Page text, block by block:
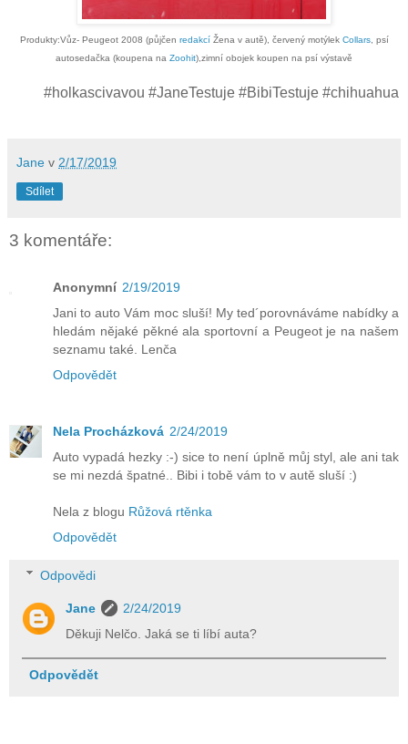
Produkty:Vůz- Peugeot 2008 (půjčen redakcíŽena v autě), červený motýlek Collars, psí
autosedačka (koupena na Zoohit),zimní obojek koupen na psí výstavě
#holkascivavou #JaneTestuje #BibiTestuje #chihuahua
Jane v 2/17/2019
Sdílet
3 komentáře:
Anonymní 2/19/2019
Jani to auto Vám moc sluší! My ted´porovnáváme nabídky a
hledám nějaké pěkné ala sportovní a Peugeot je na našem
seznamu také. Lenča
Odpovědět
Nela Procházková 2/24/2019
Auto vypadá hezky :-) sice to není úplně můj styl, ale ani tak
se mi nezdá špatné.. Bibi i tobě vám to v autě sluší :)
Nela z blogu Růžová rtěnka
Odpovědět
Odpovědi
Jane
2/24/2019
Děkuji Nelčo. Jaká se ti líbí auta?
Odpovědět